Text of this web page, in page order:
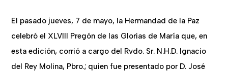
El pasado jueves, 7 de mayo, la Hermandad de la Paz
celebró el XLVIII Pregón de las Glorias de María que, en
esta edición, corrió a cargo del Rvdo. Sr. N.H.D. Ignacio
del Rey Molina, Pbro.; quien fue presentado por D. José